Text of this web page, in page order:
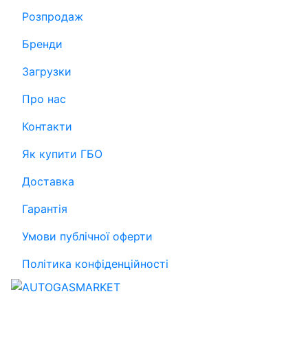
Розпродаж
Бренди
Загрузки
Про нас
Контакти
Як купити ГБО
Доставка
Гарантія
Умови публічної оферти
Політика конфіденційності